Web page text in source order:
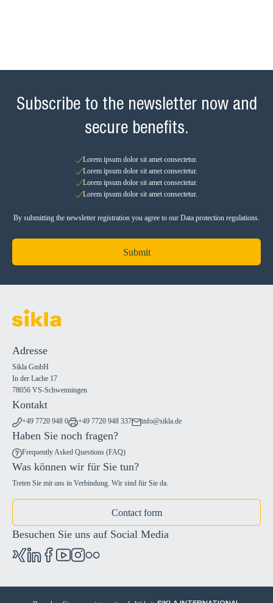
Subscribe to the newsletter now and
secure benefits.
Lorem ipsum dolor sit amet consectetur.
Lorem ipsum dolor sit amet consectetur.
Lorem ipsum dolor sit amet consectetur.
Lorem ipsum dolor sit amet consectetur.
By submitting the newsletter registration you agree to our Data protection regulations.
Submit
Adresse
Sikla GmbH
In der Lache 17
78056 VS-Schwenningen
Kontakt
+49 7720 948 0 +49 7720 948 337 info@sikla.de
Haben Sie noch fragen?
Frequently Asked Questions (FAQ)
Was können wir für Sie tun?
Treten Sie mit uns in Verbindung. Wir sind für Sie da.
Contact form
Besuchen Sie uns auf Social Media